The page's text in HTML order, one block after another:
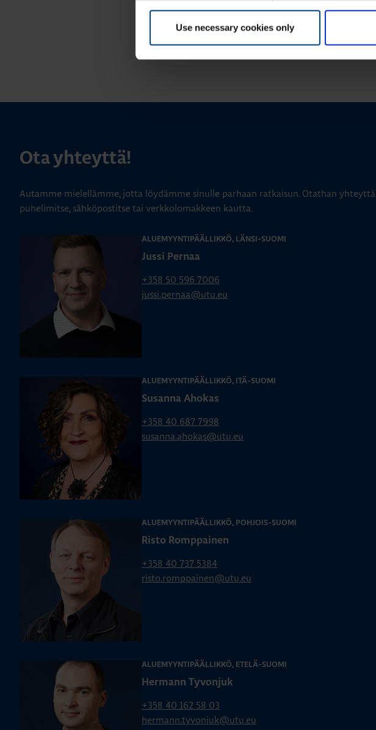
Use necessary cookies only
Ota yhteyttä!
Autamme mielellämme, jotta löydämme sinulle parhaan ratkaisun. Otathan yhteyttä
puhelimitse, sähköpostitse tai verkkolomakkeen kautta.
ALUEMYYNTIPÄÄLLIKKÖ, LÄNSI-SUOMI
Jussi Pernaa
+358 50 596 7006
jussi.pernaa@utu.eu
ALUEMYYNTIPÄÄLLIKKÖ, ITÄ-SUOMI
Susanna Ahokas
+358 40 687 7998
susanna.ahokas@utu.eu
ALUEMYYNTIPÄÄLLIKKÖ, POHJOIS-SUOMI
Risto Romppainen
+358 40 737 5384
risto.romppainen@utu.eu
ALUEMYYNTIPÄÄLLIKKÖ, ETELÄ-SUOMI
Hermann Tyvonjuk
+358 40 162 58 03
hermann.tyvonjuk@utu.eu